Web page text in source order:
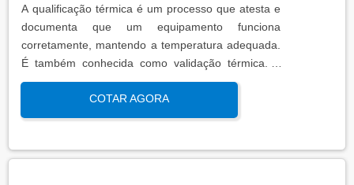
A qualificação térmica é um processo que atesta e
documenta que um equipamento funciona
corretamente, mantendo a temperatura adequada.
É também conhecida como validação térmica. A
qualificação térmica é importante para garantir a
qualidade e eficiência de equipamentos que
precisam de controle de temperatura. É aplicada a
produtos, como autoclaves, estufas, câmaras frias,
COTAR AGORA